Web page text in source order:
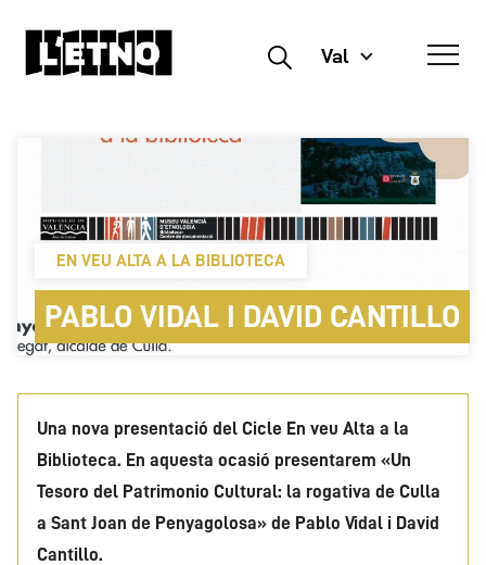
Buscar Val
EN VEU ALTA A LA BIBLIOTECA
PABLO VIDAL I DAVID CANTILLO
Una nova presentació del Cicle En veu Alta a la
Biblioteca. En aquesta ocasió presentarem «Un
Tesoro del Patrimonio Cultural: la rogativa de Culla
a Sant Joan de Penyagolosa» de Pablo Vidal i David
Cantillo.